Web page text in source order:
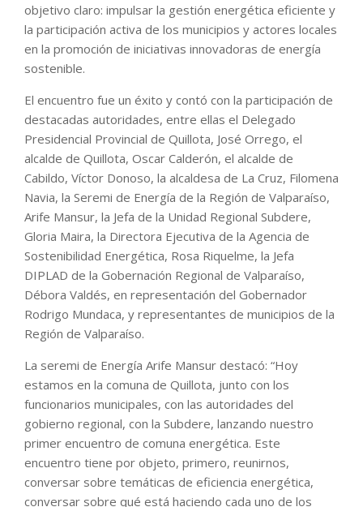
objetivo claro: impulsar la gestión energética eficiente y
la participación activa de los municipios y actores locales
en la promoción de iniciativas innovadoras de energía
sostenible.
El encuentro fue un éxito y contó con la participación de
destacadas autoridades, entre ellas el Delegado
Presidencial Provincial de Quillota, José Orrego, el
alcalde de Quillota, Oscar Calderón, el alcalde de
Cabildo, Víctor Donoso, la alcaldesa de La Cruz, Filomena
Navia, la Seremi de Energía de la Región de Valparaíso,
Arife Mansur, la Jefa de la Unidad Regional Subdere,
Gloria Maira, la Directora Ejecutiva de la Agencia de
Sostenibilidad Energética, Rosa Riquelme, la Jefa
DIPLAD de la Gobernación Regional de Valparaíso,
Débora Valdés, en representación del Gobernador
Rodrigo Mundaca, y representantes de municipios de la
Región de Valparaíso.
La seremi de Energía Arife Mansur destacó: “Hoy
estamos en la comuna de Quillota, junto con los
funcionarios municipales, con las autoridades del
gobierno regional, con la Subdere, lanzando nuestro
primer encuentro de comuna energética. Este
encuentro tiene por objeto, primero, reunirnos,
conversar sobre temáticas de eficiencia energética,
conversar sobre qué está haciendo cada uno de los